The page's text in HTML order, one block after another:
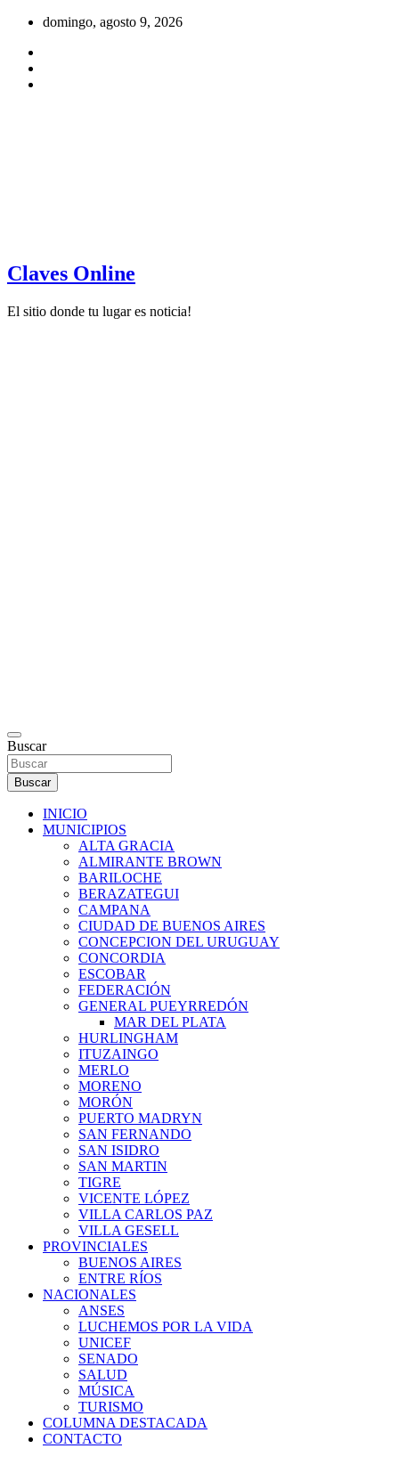
Saltar
contenido
domingo, agosto 9, 2026
Claves Online
El sitio donde tu lugar es noticia!
Buscar
Buscar
INICIO
MUNICIPIOS
ALTA GRACIA
ALMIRANTE BROWN
BARILOCHE
BERAZATEGUI
CAMPANA
CIUDAD DE BUENOS AIRES
CONCEPCION DEL URUGUAY
CONCORDIA
ESCOBAR
FEDERACIÓN
GENERAL PUEYRREDÓN
MAR DEL PLATA
HURLINGHAM
ITUZAINGO
MERLO
MORENO
MORÓN
PUERTO MADRYN
SAN FERNANDO
SAN ISIDRO
SAN MARTIN
TIGRE
VICENTE LÓPEZ
VILLA CARLOS PAZ
VILLA GESELL
PROVINCIALES
BUENOS AIRES
ENTRE RÍOS
NACIONALES
ANSES
LUCHEMOS POR LA VIDA
UNICEF
SENADO
SALUD
MÚSICA
TURISMO
COLUMNA DESTACADA
CONTACTO